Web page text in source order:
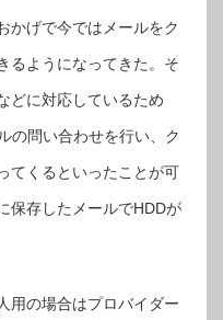
かげで今ではメールをク
るようになってきた。そ
どに対応しているため
の問い合わせを行い、ク
てくるといったことが可
保存したメールでHDDが
用の場合はプロバイダー